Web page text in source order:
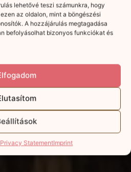
lehetővé teszi számunkra, hogy
az oldalon, mint a böngészési
A hozzájárulás megtagadása
befolyásolhat bizonyos funkciókat és
Privacy StatementImprint